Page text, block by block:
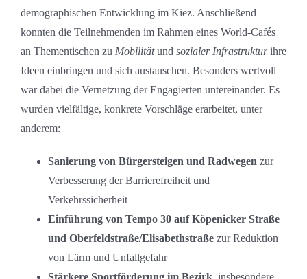
demographischen Entwicklung im Kiez. Anschließend
konnten die Teilnehmenden im Rahmen eines World-Cafés
an Thementischen zu Mobilitätund sozialer Infrastrukturihre
Ideen einbringen und sich austauschen. Besonders wertvoll
war dabei die Vernetzung der Engagierten untereinander. Es
wurden vielfältige, konkrete Vorschläge erarbeitet, unter
anderem:
Sanierung von Bürgersteigen und Radwegen zur
Verbesserung der Barrierefreiheit und
Verkehrssicherheit
Einführung von Tempo 30 auf Köpenicker Straße
und Oberfeldstraße/Elisabethstraße zur Reduktion
von Lärm und Unfallgefahr
Stärkere Sportförderung im Bezirk, insbesondere